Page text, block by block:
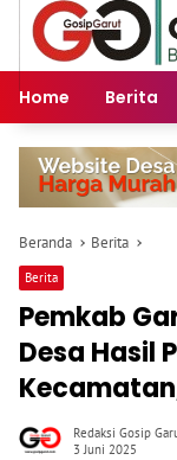
Langsung
konten
Home Berita
Beranda Berita
Berita
Pemkab
Desa Hasil
Redaksi Gosip
3 Juni 2025